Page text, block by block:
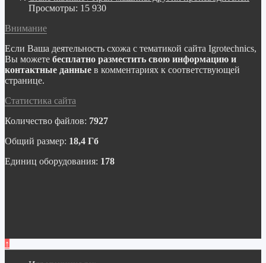
Просмотры: 15 930
Внимание
Если Ваша деятельность схожа с тематикой сайта Igrotechnics,
Вы можете бесплатно разместить свою информацию и
контактные данные в комментариях к соответствующей
странице.
Статистика сайта
Количество файлов: 7927
Общий размер: 18,4 Гб
Единиц оборудования: 178
↑